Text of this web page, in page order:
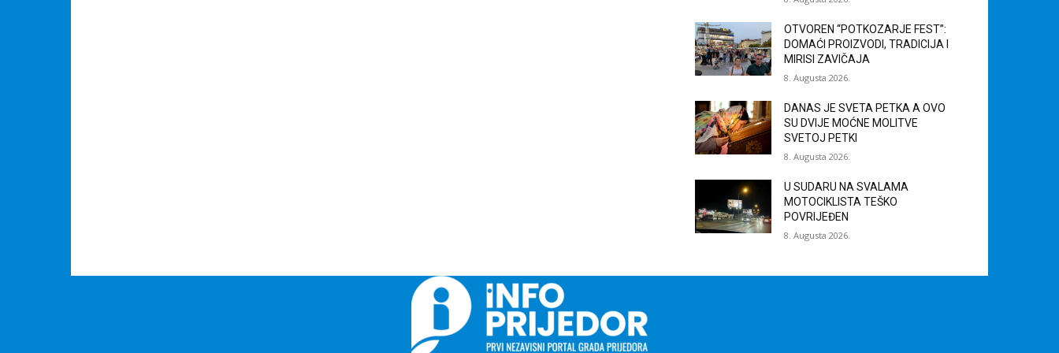
OTVOREN “POTKOZARJE FEST”:
DOMAĆI PROIZVODI, TRADICIJA I
MIRISI ZAVIČAJA
8. Augusta 2026.
DANAS JE SVETA PETKA A OVO
SU DVIJE MOĆNE MOLITVE
SVETOJ PETKI
8. Augusta 2026.
U SUDARU NA SVALAMA
MOTOCIKLISTA TEŠKO
POVRIJEĐEN
8. Augusta 2026.